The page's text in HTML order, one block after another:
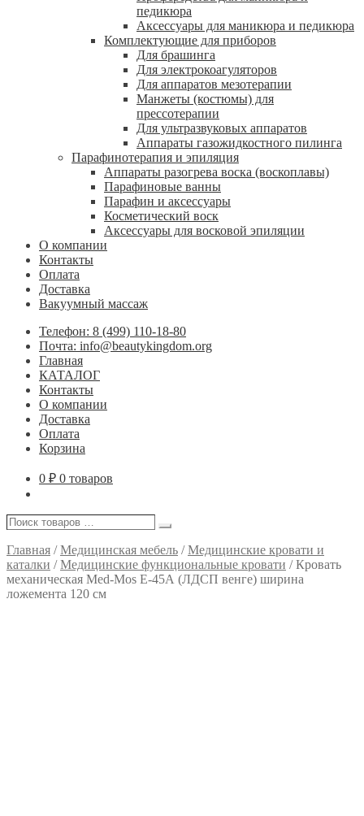
педикюра
Аксессуары для маникюра и педикюра
Комплектующие для приборов
Для брашинга
Для электрокоагуляторов
Для аппаратов мезотерапии
Манжеты (костюмы) для
прессотерапии
Для ультразвуковых аппаратов
Аппараты газожидкостного пилинга
Парафинотерапия и эпиляция
Аппараты разогрева воска (воскоплавы)
Парафиновые ванны
Парафин и аксессуары
Косметический воск
Аксессуары для восковой эпиляции
О компании
Контакты
Оплата
Доставка
Вакуумный массаж
Телефон: 8 (499) 110-18-80
Почта: info@beautykingdom.org
Главная
КАТАЛОГ
Контакты
О компании
Доставка
Оплата
Корзина
0 ₽ 0 товаров
Поиск
…
Поиск
Главная /Медицинская мебель /Медицинские кровати и
каталки /Медицинские функциональные кровати /Кровать
механическая Med-Mos E-45А (ЛДСП венге) ширина
ложемента 120 см